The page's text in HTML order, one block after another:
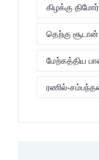
கிழக்கு திமோர்
தெற்கு சூடான்
மேற்கத்திய
ரணில்-